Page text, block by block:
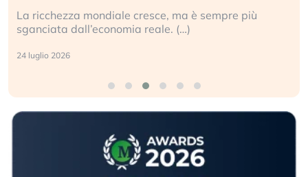
La ricchezza mondiale cresce, ma è sempre più
sganciata dall’economia reale. (…)
24 luglio 2026